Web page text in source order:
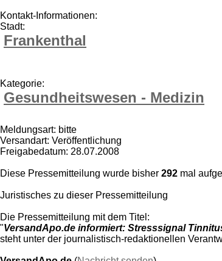
Kontakt-Informationen:
Stadt:
Frankenthal
Kategorie:
Gesundheitswesen - Medizin
Meldungsart: bitte
Versandart: Veröffentlichung
Freigabedatum: 28.07.2008
Diese Pressemitteilung wurde bisher 292 mal
Juristisches zu dieser Pressemitteilung
Die Pressemitteilung mit dem Titel:
"VersandApo.de informiert: Stresssignal
steht unter der journalistisch-redaktionellen